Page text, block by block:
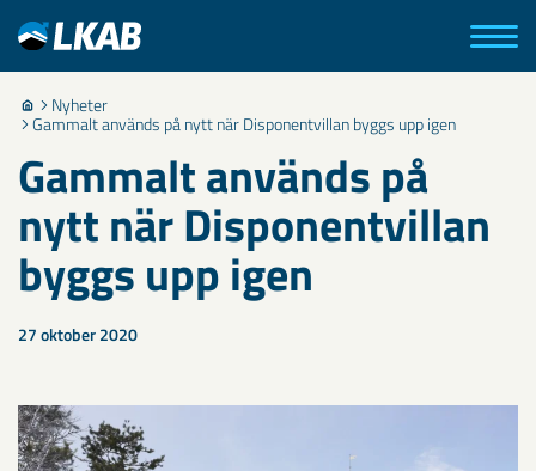
Nyheter
Gammalt används på nytt när Disponentvillan byggs upp igen
Gammalt används på
nytt när Disponentvillan
byggs upp igen
27 oktober 2020